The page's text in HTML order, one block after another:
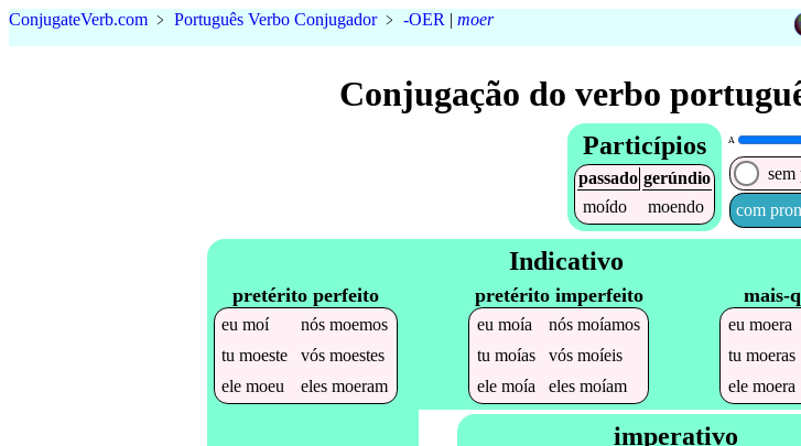
ConjugateVerb.com ﹥ Português Verbo Conjugador﹥ -OER | moer
Conjugação do verbo
Particípios
passado gerúndio
moído
moendo
A
sem
com
Indicativo
pretérito perfeito
eumoí nósmoemos
tumoeste vósmoestes
elemoeu elesmoeram
pretérito imperfeito
eu moía nós moíamos
tu moías vós moíeis
ele moía eles moíam
mais-
eumoera
tumoeras
elemoera
imperativo